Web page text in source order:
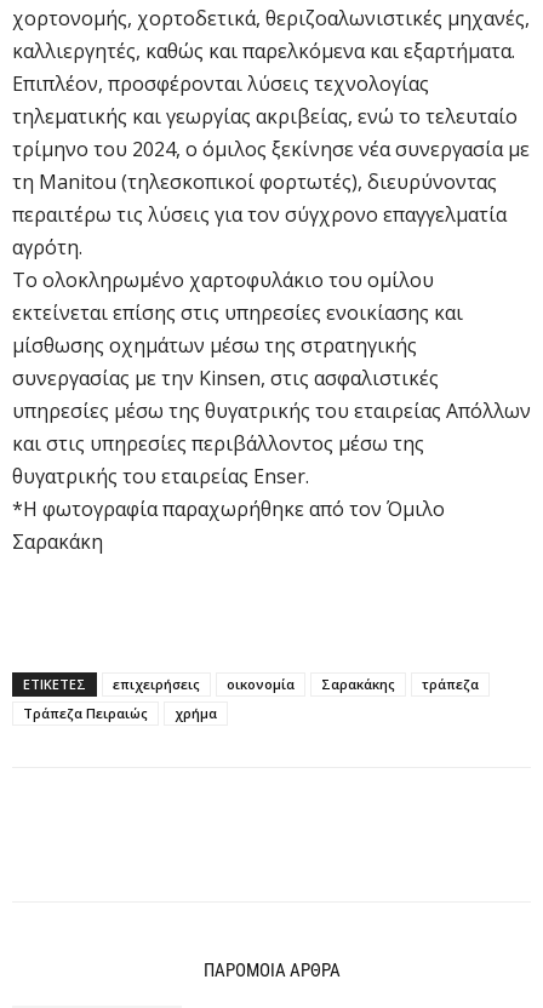
χορτονομής, χορτοδετικά, θεριζοαλωνιστικές μηχανές,
καλλιεργητές, καθώς και παρελκόμενα και εξαρτήματα.
Επιπλέον, προσφέρονται λύσεις τεχνολογίας
τηλεματικής και γεωργίας ακριβείας, ενώ το τελευταίο
τρίμηνο του 2024, ο όμιλος ξεκίνησε νέα συνεργασία με
τη Manitou (τηλεσκοπικοί φορτωτές), διευρύνοντας
περαιτέρω τις λύσεις για τον σύγχρονο επαγγελματία
αγρότη.
Το ολοκληρωμένο χαρτοφυλάκιο του ομίλου
εκτείνεται επίσης στις υπηρεσίες ενοικίασης και
μίσθωσης οχημάτων μέσω της στρατηγικής
συνεργασίας με την Kinsen, στις ασφαλιστικές
υπηρεσίες μέσω της θυγατρικής του εταιρείας Απόλλων
και στις υπηρεσίες περιβάλλοντος μέσω της
θυγατρικής του εταιρείας Enser.
*Η φωτογραφία παραχωρήθηκε από τον Όμιλο
Σαρακάκη
ΕΤΙΚΕΤΕΣ επιχειρήσεις οικονομία Σαρακάκης
τράπεζα
Τράπεζα Πειραιώς
χρήμα
ΠΑΡΟΜΟΙΑ ΑΡΘΡΑ